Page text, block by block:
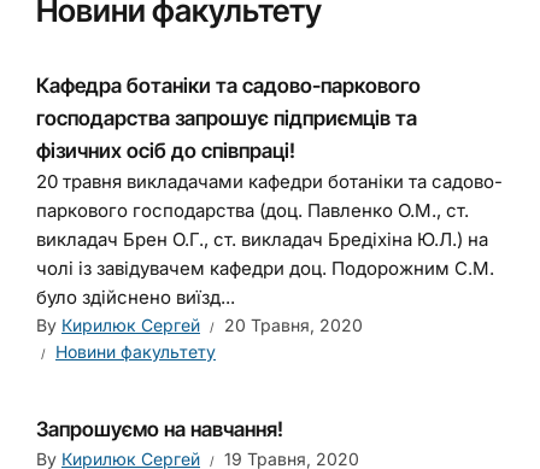
Новини факультету
Кафедра ботаніки та садово-паркового
господарства запрошує підприємців та
фізичних осіб до співпраці!
20 травня викладачами кафедри ботаніки та садово-
паркового господарства (доц. Павленко О.М., ст.
викладач Брен О.Г., ст. викладач Бредіхіна Ю.Л.) на
чолі із завідувачем кафедри доц. Подорожним С.М.
було здійснено виїзд...
By Кирилюк Сергей
20 Травня, 2020
Новини факультету
Запрошуємо на навчання!
By Кирилюк Сергей
19 Травня, 2020